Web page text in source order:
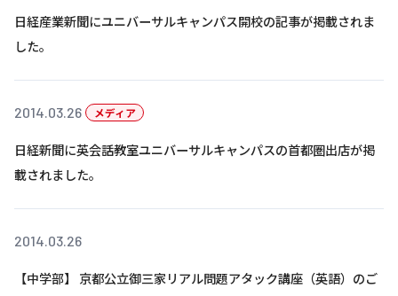
DXビジョン・DX戦略
Kyoshin Digital Academy
卓越した安全・安心を目指して
安全と安心への取り組み
安全・安心にお通いいただくために
免責事項
IRお問合せ
介護事業 採用
日経産業新聞にユニバーサルキャンパス開校の記事が掲載されま
した。
2014.03.26 メディア
日経新聞に英会話教室ユニバーサルキャンパスの首都圏出店が掲
載されました。
2014.03.26
【中学部】 京都公立御三家リアル問題アタック講座（英語）のご